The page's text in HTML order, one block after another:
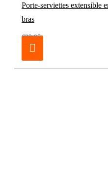
Porte-serviettes extensible
bras
€32.95